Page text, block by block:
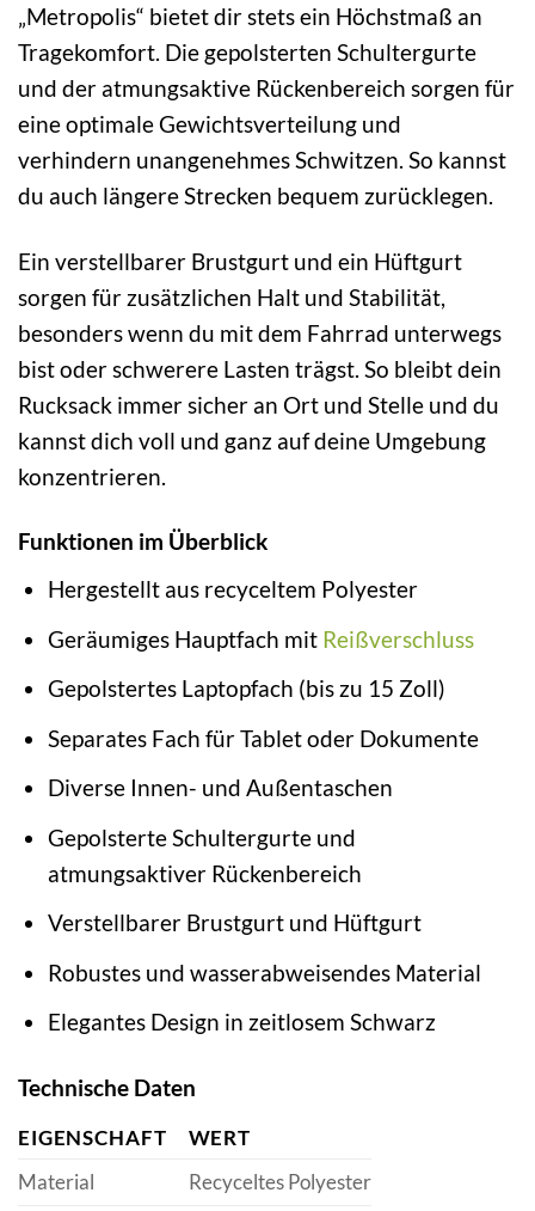
„Metropolis“ bietet dir stets ein Höchstmaß an
Tragekomfort. Die gepolsterten Schultergurte
und der atmungsaktive Rückenbereich sorgen für
eine optimale Gewichtsverteilung und
verhindern unangenehmes Schwitzen. So kannst
du auch längere Strecken bequem zurücklegen.
Ein verstellbarer Brustgurt und ein Hüftgurt
sorgen für zusätzlichen Halt und Stabilität,
besonders wenn du mit dem Fahrrad unterwegs
bist oder schwerere Lasten trägst. So bleibt dein
Rucksack immer sicher an Ort und Stelle und du
kannst dich voll und ganz auf deine Umgebung
konzentrieren.
Funktionen im Überblick
Hergestellt aus recyceltem Polyester
Geräumiges Hauptfach mit Reißverschluss
Gepolstertes Laptopfach (bis zu 15 Zoll)
Separates Fach für Tablet oder Dokumente
Diverse Innen- und Außentaschen
Gepolsterte Schultergurte und
atmungsaktiver Rückenbereich
Verstellbarer Brustgurt und Hüftgurt
Robustes und wasserabweisendes Material
Elegantes Design in zeitlosem Schwarz
Technische Daten
EIGENSCHAFT
WERT
Material
Recyceltes Polyester